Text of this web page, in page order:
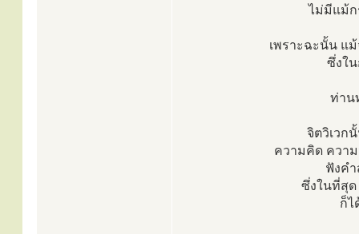
ไม่มีแม้
เพราะฉะนั้น แ
ซึ่งใ
ท่าน
จิตวิเวก
ความคิด ควา
ฟังค
ซึ่งในที่สุด
ก็ไ